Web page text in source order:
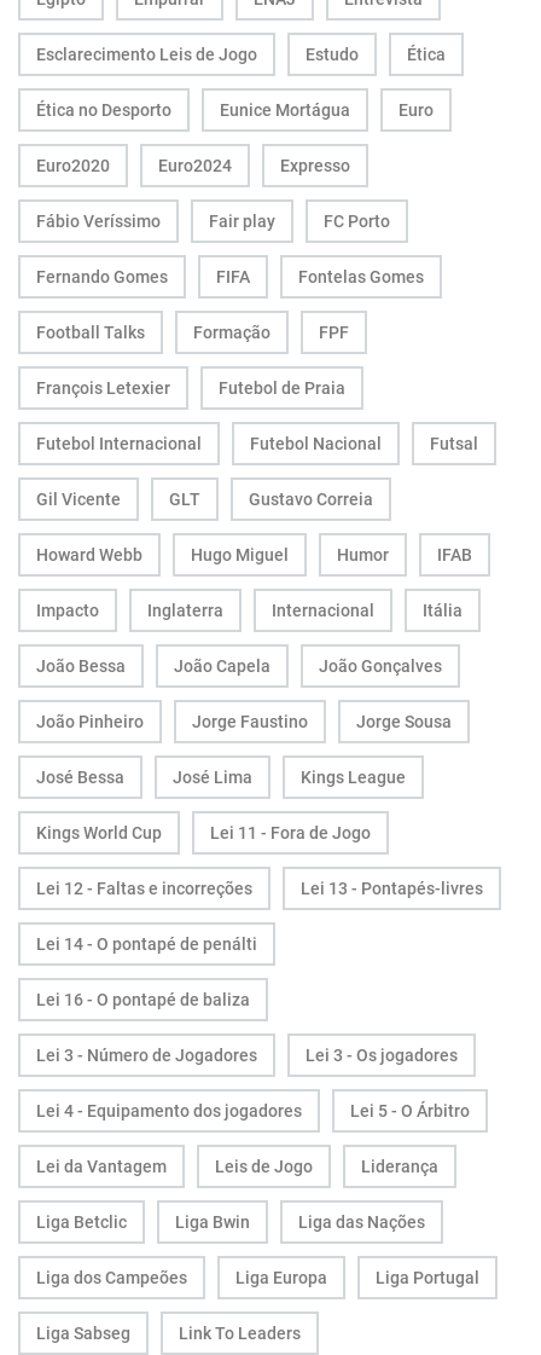
Esclarecimento Leis de Jogo Estudo Ética
Ética no Desporto Eunice Mortágua Euro
Euro2020 Euro2024 Expresso
Fábio Veríssimo Fair play FC Porto
Fernando Gomes FIFA Fontelas Gomes
Football Talks Formação FPF
François Letexier Futebol de Praia
Futebol Internacional Futebol Nacional Futsal
Gil Vicente GLT Gustavo Correia
Howard Webb Hugo Miguel Humor IFAB
Impacto Inglaterra Internacional Itália
João Bessa João Capela João Gonçalves
João Pinheiro Jorge Faustino Jorge Sousa
José Bessa José Lima Kings League
Kings World Cup Lei 11 - Fora de Jogo
Lei 12 - Faltas e incorreções Lei 13 - Pontapés-livres
Lei 14 - O pontapé de penálti
Lei 16 - O pontapé de baliza
Lei 3 - Número de Jogadores Lei 3 - Os jogadores
Lei 4 - Equipamento dos jogadores Lei 5 - O Árbitro
Lei da Vantagem Leis de Jogo Liderança
Liga Betclic Liga Bwin Liga das Nações
Liga dos Campeões Liga Europa Liga Portugal
Liga Sabseg Link To Leaders